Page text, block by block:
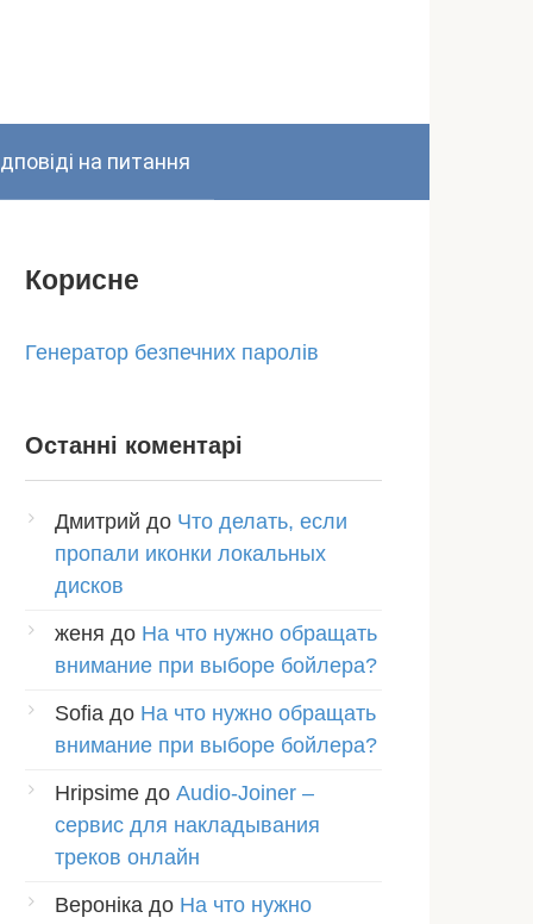
на питання
Корисне
Генератор безпечних паролів
Останні коментарі
Дмитрий до Что делать, если
пропали иконки локальных
дисков
женя до На что нужно обращать
внимание при выборе бойлера?
Sofia до На что нужно обращать
внимание при выборе бойлера?
Hripsime до Audio-Joiner –
сервис для накладывания
треков онлайн
Вероніка до На что нужно